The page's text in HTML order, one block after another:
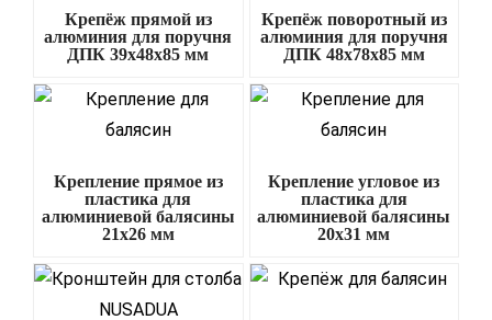
Крепёж прямой из
алюминия для поручня
ДПК 39х48х85 мм
Крепёж поворотный из
алюминия для поручня
ДПК 48х78х85 мм
Крепление прямое из
пластика для
алюминиевой балясины
21х26 мм
Крепление угловое из
пластика для
алюминиевой балясины
20х31 мм